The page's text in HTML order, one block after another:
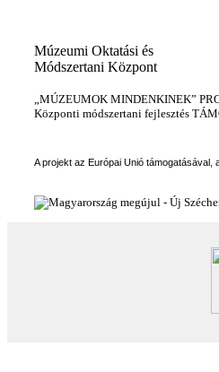
Múzeumi Oktatási és
Módszertani Központ
„MÚZEUMOK MINDENKINEK”
Központi módszertani fejlesztés
A projekt az Európai Unió